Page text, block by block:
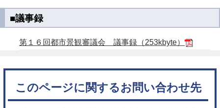
■議事録
第１６回都市景観審議会 議事録（253kbyte）
このページに関するお問い合わせ先